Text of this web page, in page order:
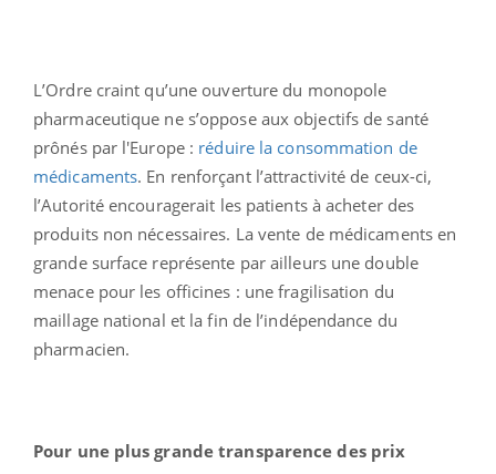
L’Ordre craint qu’une ouverture du monopole
pharmaceutique ne s’oppose aux objectifs de santé
prônés par l'Europe : réduire la consommation de
médicaments. En renforçant l’attractivité de ceux-ci,
l’Autorité encouragerait les patients à acheter des
produits non nécessaires. La vente de médicaments en
grande surface représente par ailleurs une double
menace pour les officines : une fragilisation du
maillage national et la fin de l’indépendance du
pharmacien.
Pour une plus grande transparence des prix